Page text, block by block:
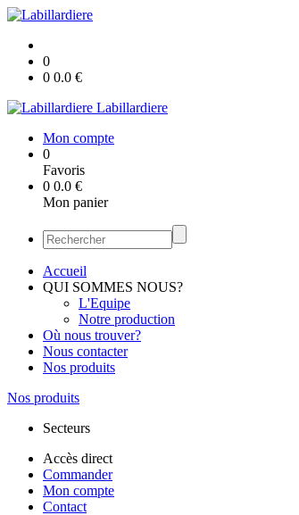
0
0 0.0 €
Labillardiere
Mon compte
0
Favoris
0 0.0 €
Mon panier
Accueil
QUI SOMMES NOUS?
L'Equipe
Notre production
Où nous trouver?
Nous contacter
Nos produits
Nos produits
Secteurs
Accès direct
Commander
Mon compte
Contact